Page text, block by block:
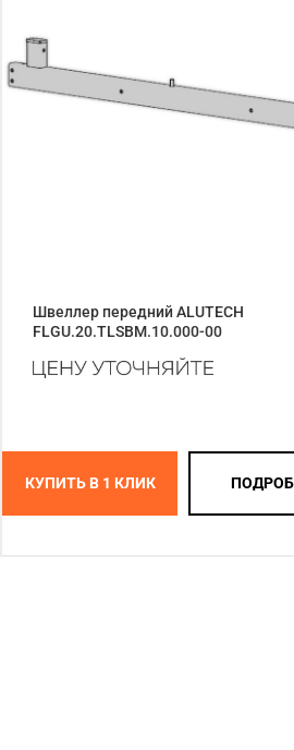
Швеллер передний ALUTECH
FLGU.20.TLSBM.10.000-00
КУПИТЬ В 1 КЛИК